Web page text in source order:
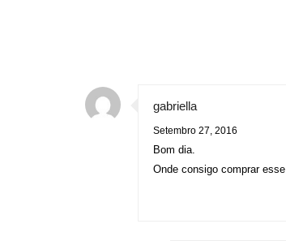
gabriella
Setembro 27, 2016
Bom dia.
Onde consigo comprar